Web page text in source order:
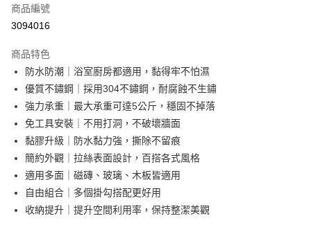
超商取貨付款
Apple Pay
街口支付
悠遊付
AFTEE先享後付
相關說明
【關於「AFTEE先享後付」】
AFTEE先享後付是「在收到商品之後才付款」的支付方式。 讓您購物簡單
１．簡單：不需註冊會員、不需綁卡、不需儲值。
ATM付款
商品編號
3094016
商品特色
防水防潮｜浴室廚房都適用，黏得牢不怕濕
優質不鏽鋼｜採用304不鏽鋼，耐腐蝕不生鏽
強力承重｜最大承重可達5公斤，穩固不掉落
免工具安裝｜不用打洞，不破壞牆面
黏膠升級｜防水黏力強，撕除不留痕
簡約外觀｜拉絲表面設計，百搭各式風格
適用多面｜磁磚、玻璃、木板皆適用
自由組合｜多個掛勾搭配更好用
收納提升｜提升空間利用率，保持整潔美觀